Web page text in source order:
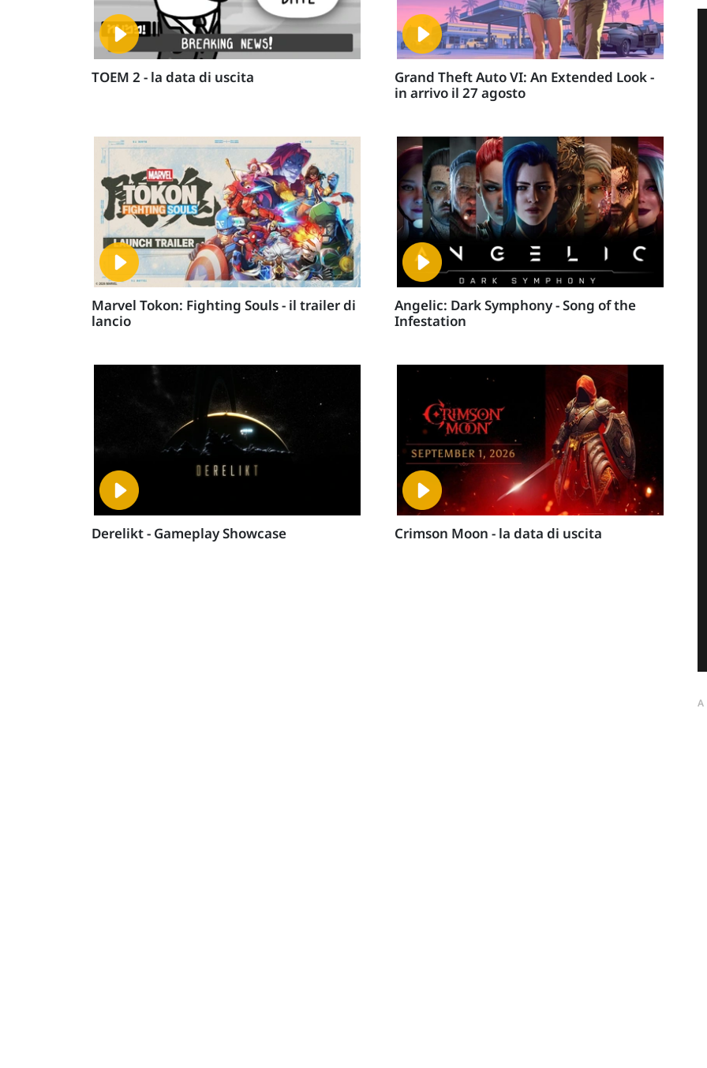
TOEM 2 - la data di uscita
Grand Theft Auto VI: An Extended Look -
in arrivo il 27 agosto
Marvel Tokon: Fighting Souls - il trailer di
lancio
Angelic: Dark Symphony - Song of the
Infestation
Derelikt - Gameplay Showcase Crimson Moon - la data di uscita